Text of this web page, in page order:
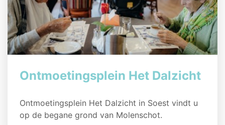
Ontmoetingsplein Het Dalzicht
Ontmoetingsplein Het Dalzicht in Soest vindt u
op de begane grond van Molenschot.